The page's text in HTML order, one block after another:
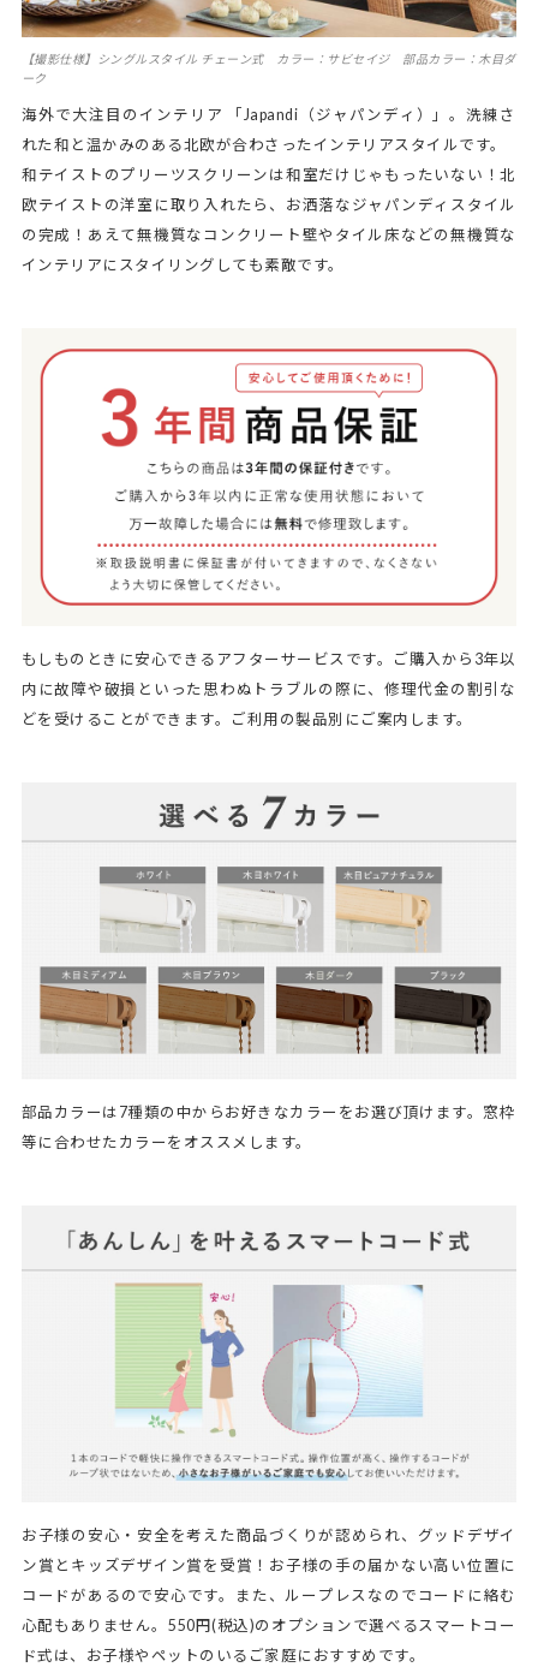
【撮影仕様】シングルスタイル チェーン式 カラー：サビセイジ 部品カラー：木目ダ
ーク
海外で大注目のインテリア 「Japandi（ジャパンディ）」。洗練さ
れた和と温かみのある北欧が合わさったインテリアスタイルです。
和テイストのプリーツスクリーンは和室だけじゃもったいない！北
欧テイストの洋室に取り入れたら、お洒落なジャパンディスタイル
の完成！あえて無機質なコンクリート壁やタイル床などの無機質な
インテリアにスタイリングしても素敵です。
もしものときに安心できるアフターサービスです。ご購入から3年以
内に故障や破損といった思わぬトラブルの際に、修理代金の割引な
どを受けることができます。ご利用の製品別にご案内します。
部品カラーは7種類の中からお好きなカラーをお選び頂けます。窓枠
等に合わせたカラーをオススメします。
お子様の安心・安全を考えた商品づくりが認められ、グッドデザイ
ン賞とキッズデザイン賞を受賞！お子様の手の届かない高い位置に
コードがあるので安心です。また、ループレスなのでコードに絡む
心配もありません。550円(税込)のオプションで選べるスマートコー
ド式は、お子様やペットのいるご家庭におすすめです。